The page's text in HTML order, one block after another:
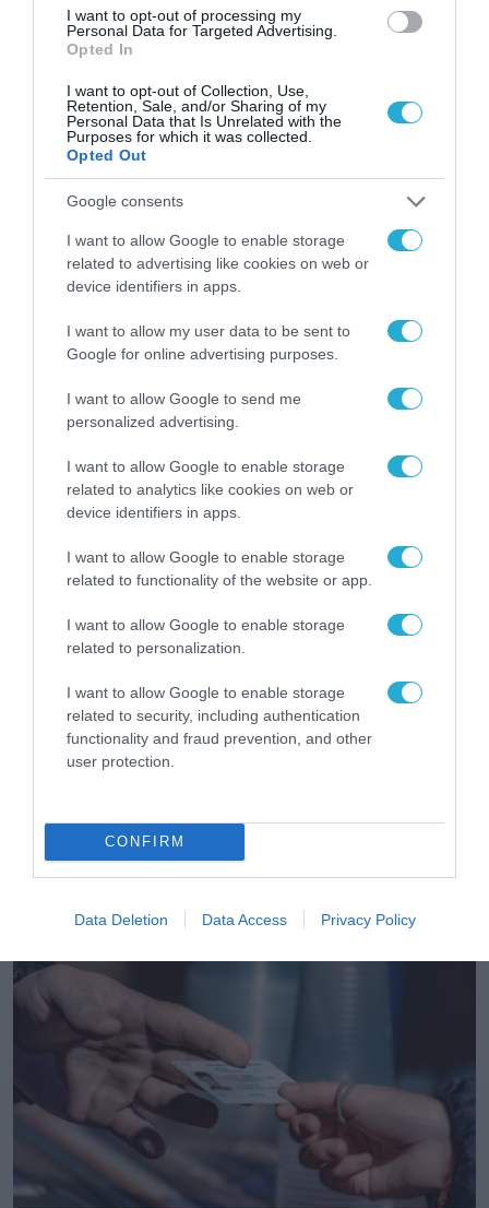
I want to opt-out of processing my
Personal Data for Targeted Advertising.
Opted In
I want to opt-out of Collection, Use,
Retention, Sale, and/or Sharing of my
Personal Data that Is Unrelated with the
Purposes for which it was collected.
Opted Out
Google consents
I want to allow Google to enable storage
related to advertising like cookies on web or
device identifiers in apps.
I want to allow my user data to be sent to
Google for online advertising purposes.
I want to allow Google to send me
personalized advertising.
I want to allow Google to enable storage
related to analytics like cookies on web or
device identifiers in apps.
I want to allow Google to enable storage
related to functionality of the website or app.
I want to allow Google to enable storage
related to personalization.
I want to allow Google to enable storage
related to security, including authentication
functionality and fraud prevention, and other
user protection.
CONFIRM
Data Deletion Data Access Privacy Policy
καλοκαιριού έχει την
υπογραφή της Xiaomi
31.07.2026
ΟΛΗ Η ΡΟΗ ΕΙΔΗΣΕΩΝ
ΕΡΓΑ - ΔΙΑΓΩΝΙΣΜΟΙ
Η Cosmos Business Systems ολοκλήρωσε
έργο Τεχνητής Νοημοσύνης του Εθνικού
Τυπογραφείου για τη διασύνδεσή του με